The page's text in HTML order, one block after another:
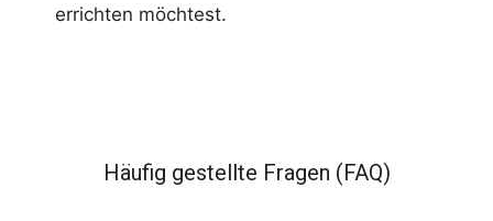
errichten möchtest.
Häufig gestellte Fragen (FAQ)